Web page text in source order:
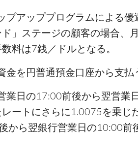
プアッププログラムによる
ド」ステージの顧客の場合
料は7銭／ドルとなる。
金を円普通預金口座から支払
業日の17:00前後から翌営
ートにさらに1.0075を乗じ
から翌銀行営業日の10:00前